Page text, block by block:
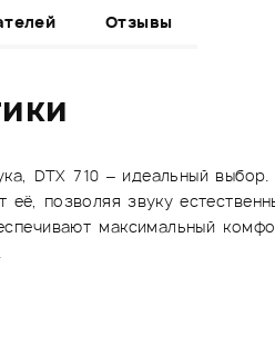
Отзывы
DTX 710 – идеальный
позволяя звуку
максимальный